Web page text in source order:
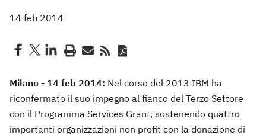
14 feb 2014
Milano - 14 feb 2014: Nel corso del 2013 IBM ha
riconfermato il suo impegno al fianco del Terzo Settore
con il Programma Services Grant, sostenendo quattro
importanti organizzazioni non profit con la donazione di